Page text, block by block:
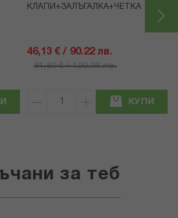
КЛАПИ+ЗАЛЪГАЛКА+ЧЕТКА
46,13 € / 90.22 лв.
61,50 € / 120.28 лв.
КУПИ
за теб